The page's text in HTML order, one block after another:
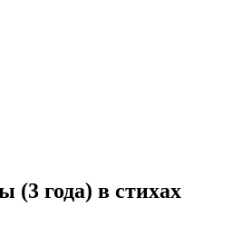
(3 года) в стихах